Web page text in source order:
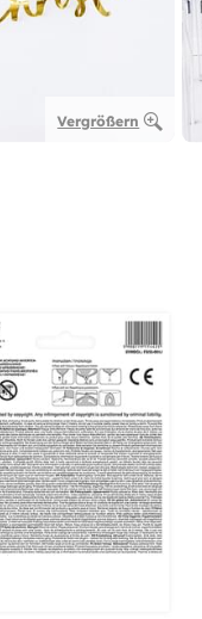
Vergrößern